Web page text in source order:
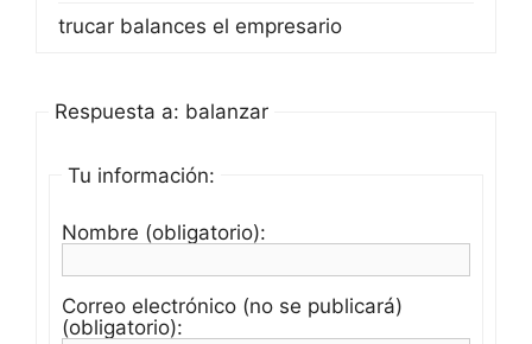
trucar balances el empresario
Respuesta a: balanzar
Tu información:
Nombre (obligatorio):
Correo electrónico (no se publicará)
(obligatorio):